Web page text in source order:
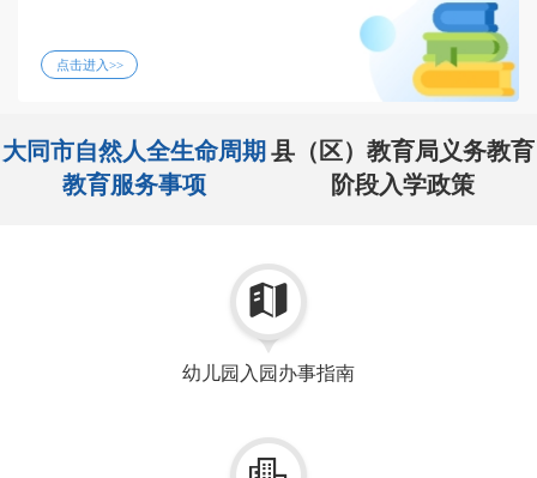
点击进入>>
大同市自然人全生命周期
教育服务事项
县（区）教育局义务教育
阶段入学政策

幼儿园入园办事指南